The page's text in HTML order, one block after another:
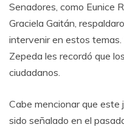
Senadores, como Eunice
Graciela Gaitán,
intervenir en estos
Zepeda les recordó que
ciudadanos.
Cabe mencionar que
sido señalado en el